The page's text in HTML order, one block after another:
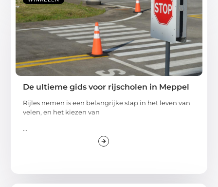
De ultieme gids voor rijscholen in Meppel
Rijles nemen is een belangrijke stap in het leven van
velen, en het kiezen van
...